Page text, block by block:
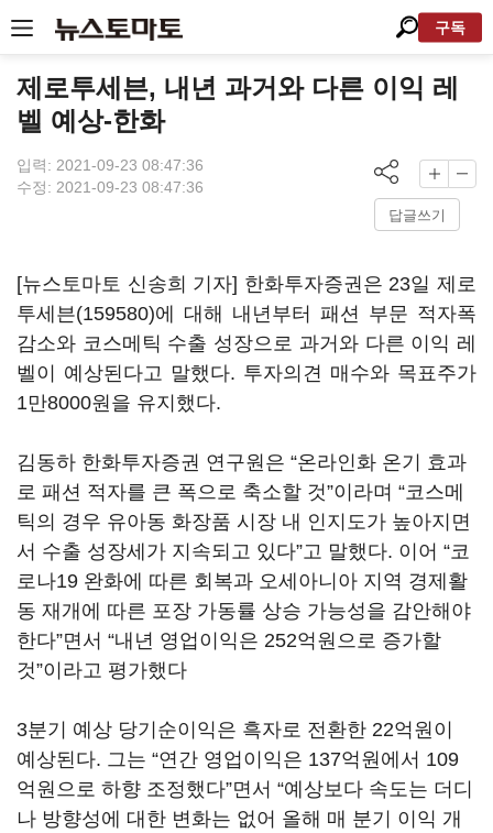
구독
제로투세븐, 내년 과거와 다른 이익 레
벨 예상-한화
입력: 2021-09-23 08:47:36
수정: 2021-09-23 08:47:36
답글쓰기
[뉴스토마토 신송희 기자] 한화투자증권은 23일 제로
투세븐(159580)에 대해 내년부터 패션 부문 적자폭
감소와 코스메틱 수출 성장으로 과거와 다른 이익 레
벨이 예상된다고 말했다. 투자의견 매수와 목표주가
1만8000원을 유지했다.
김동하 한화투자증권 연구원은 “온라인화 온기 효과
로 패션 적자를 큰 폭으로 축소할 것”이라며 “코스메
틱의 경우 유아동 화장품 시장 내 인지도가 높아지면
서 수출 성장세가 지속되고 있다”고 말했다. 이어 “코
로나19 완화에 따른 회복과 오세아니아 지역 경제활
동 재개에 따른 포장 가동률 상승 가능성을 감안해야
한다”면서 “내년 영업이익은 252억원으로 증가할
것”이라고 평가했다
3분기 예상 당기순이익은 흑자로 전환한 22억원이
예상된다. 그는 “연간 영업이익은 137억원에서 109
억원으로 하향 조정했다”면서 “예상보다 속도는 더디
나 방향성에 대한 변화는 없어 올해 매 분기 이익 개